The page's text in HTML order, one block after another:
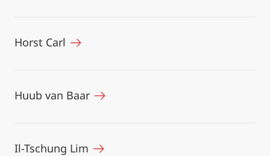
Horst Carl
Huub van Baar
Il-Tschung Lim